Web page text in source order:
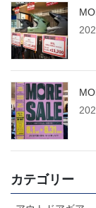
カテゴリー